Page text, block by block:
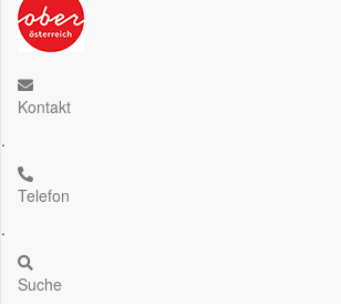
Kontakt
.
Telefon
.
Suche